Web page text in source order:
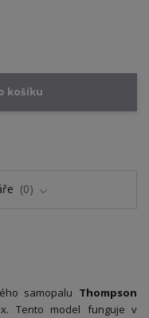
košíku
0
samopalu Thompson
Tento model funguje v